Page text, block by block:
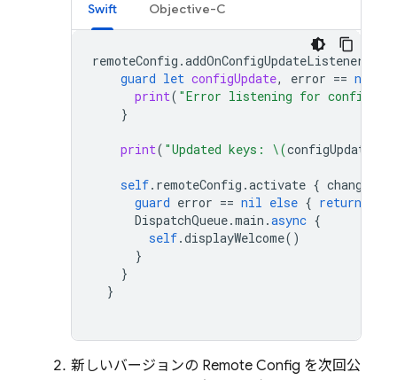
Swift Objective-C
remoteConfig .addOnConfigUpdateListener
guard let configUpdate, error == nil
print( "Error listening for config
}
print( "Updated keys: \(configUpdate
self. remoteConfig .activate { changed
guard error == nil else { return
DispatchQueue.main .async {
self.displayWelcome()
}
}
}
新しいバージョンの Remote Config を次回公